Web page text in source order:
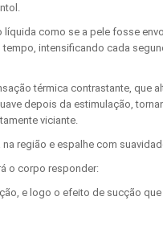
líquida como se a pele fosse
intensificando cada
térmica contrastante, que
depois da estimulação,
viciante.
região e espalhe com
o corpo responder:
e logo o efeito de sucção que